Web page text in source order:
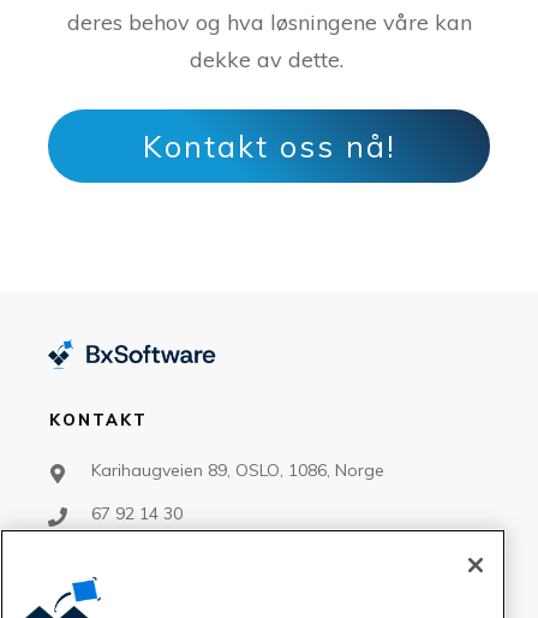
deres behov og hva løsningene våre kan
dekke av dette.
Kontakt oss nå!
KONTAKT
Karihaugveien 89, OSLO, 1086, Norge
67 92 14 30
salg@bxsoftware.no